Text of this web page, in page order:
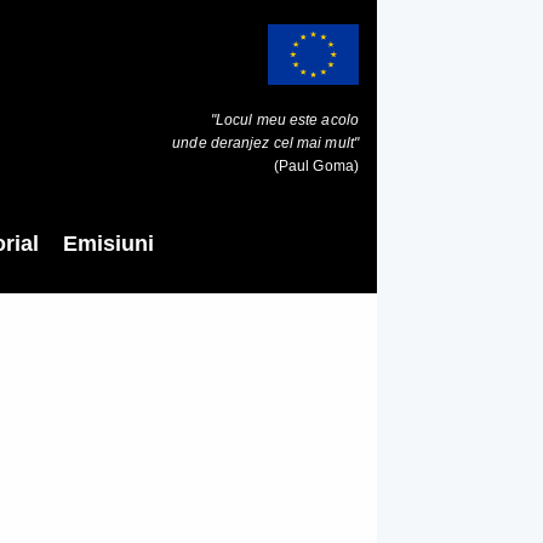
"Locul meu este acolo
unde deranjez cel mai mult"
(Paul Goma)
Emisiuni